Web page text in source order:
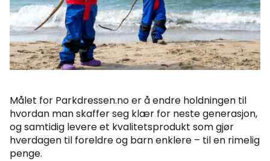
Målet for Parkdressen.no er å endre holdningen til
hvordan man skaffer seg klær for neste generasjon,
og samtidig levere et kvalitetsprodukt som gjør
hverdagen til foreldre og barn enklere – til en rimelig
penge.